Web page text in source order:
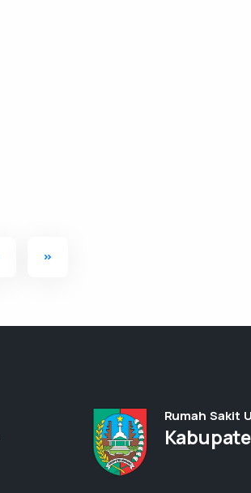
Rumah Sakit